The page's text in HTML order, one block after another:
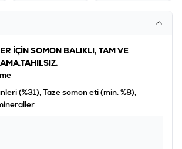
İÇİN SOMON BALIKLI, TAM VE
(%31), Taze somon eti (min. %8),